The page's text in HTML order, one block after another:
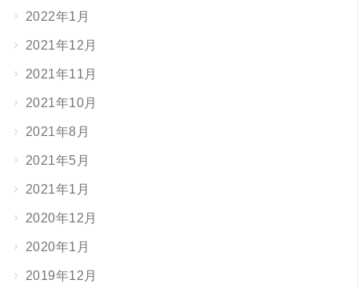
2022年1月
2021年12月
2021年11月
2021年10月
2021年8月
2021年5月
2021年1月
2020年12月
2020年1月
2019年12月